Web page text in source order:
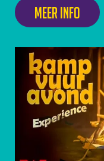
Meer info